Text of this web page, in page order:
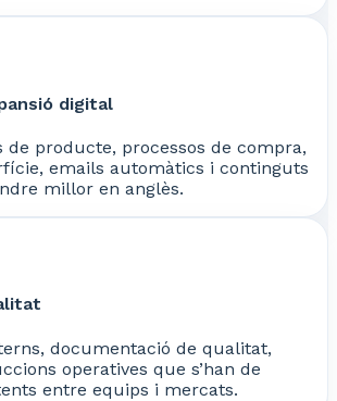
digital
de producte, processos de compra,
emails automàtics i continguts
millor en anglès.
documentació de qualitat,
operatives que s’han de
entre equips i mercats.